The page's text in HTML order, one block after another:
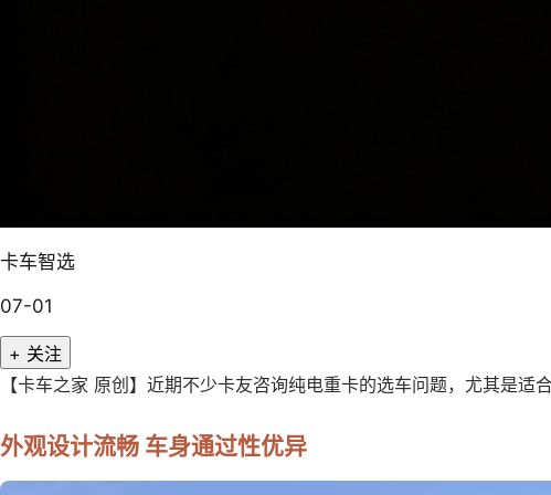
卡车智选
07-01
+ 关注
【卡车之家 原创】近期不少卡友咨询纯电重卡的选车问题，尤其是
外观设计流畅 车身通过性优异